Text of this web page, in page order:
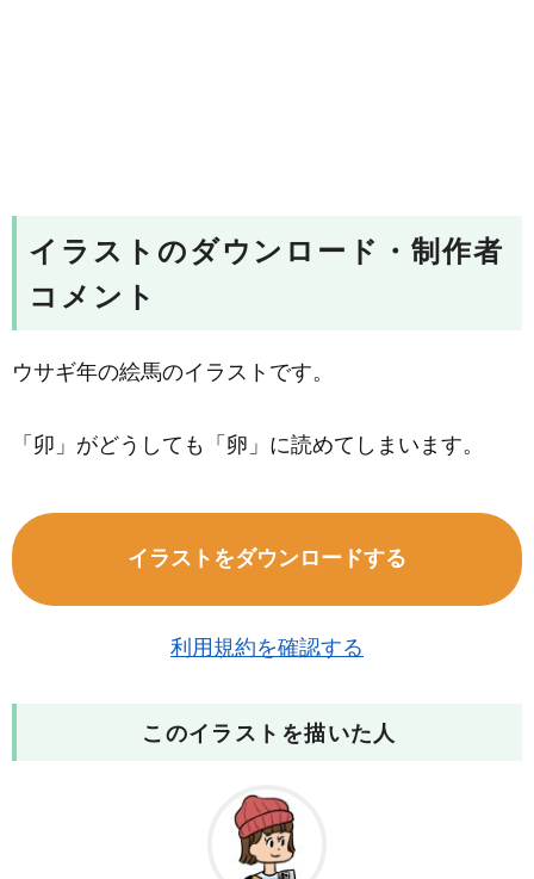
イラストのダウンロード・制作者
コメント
ウサギ年の絵馬のイラストです。
「卯」がどうしても「卵」に読めてしまいます。
イラストをダウンロードする
利用規約を確認する
このイラストを描いた人